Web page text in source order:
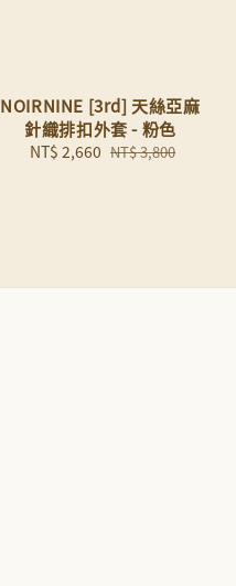
NOIRNINE [3rd] 天絲亞麻
針織排扣外套 - 粉色
Sale
NT$ 2,660 Regular
NT$ 3,800